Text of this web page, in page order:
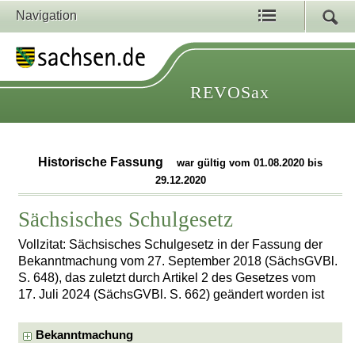
Navigation
REVOSax
Historische Fassung
war gültig vom 01.08.2020 bis
29.12.2020
Sächsisches Schulgesetz
Vollzitat: Sächsisches Schulgesetz in der Fassung der
Bekanntmachung vom 27. September 2018 (SächsGVBl.
S. 648), das zuletzt durch Artikel 2 des Gesetzes vom
17. Juli 2024 (SächsGVBl. S. 662) geändert worden ist
Bekanntmachung